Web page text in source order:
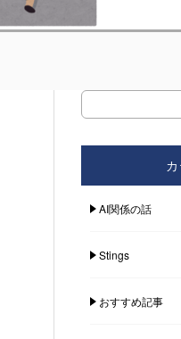
AI関係の話
Stings
おすすめ記事